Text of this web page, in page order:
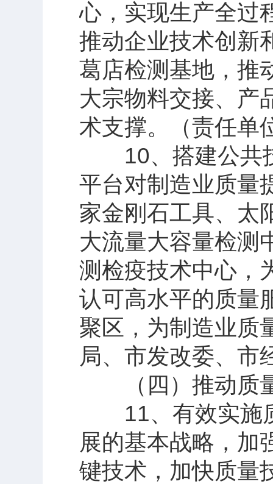
心，实现生产全过
推动企业技术创新
葛店检测基地，推
大宗物料交接、产
术支撑。（责任单
10、搭建公共技
平台对制造业质量
家金刚石工具、太
大流量大容量检测
测检疫技术中心，
认可高水平的质量
聚区，为制造业质
局、市发改委、市
（四）推动质
11、有效实施质
展的基本战略，加
键技术，加快质量